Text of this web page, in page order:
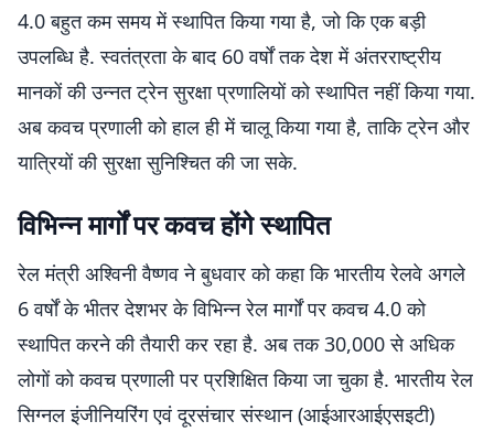
4.0 बहुत कम समय में स्थापित किया गया है, जो कि एक बड़ी
उपलब्धि है. स्वतंत्रता के बाद 60 वर्षों तक देश में अंतरराष्ट्रीय
मानकों की उन्नत ट्रेन सुरक्षा प्रणालियों को स्थापित नहीं किया गया.
अब कवच प्रणाली को हाल ही में चालू किया गया है, ताकि ट्रेन और
यात्रियों की सुरक्षा सुनिश्चित की जा सके.
विभिन्न मार्गों पर कवच होंगे स्थापित
रेल मंत्री अश्विनी वैष्णव ने बुधवार को कहा कि भारतीय रेलवे अगले
6 वर्षों के भीतर देशभर के विभिन्न रेल मार्गों पर कवच 4.0 को
स्थापित करने की तैयारी कर रहा है. अब तक 30,000 से अधिक
लोगों को कवच प्रणाली पर प्रशिक्षित किया जा चुका है. भारतीय रेल
सिग्नल इंजीनियरिंग एवं दूरसंचार संस्थान (आईआरआईएसइटी)